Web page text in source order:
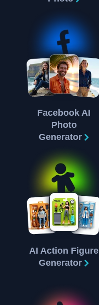
Facebook AI
Photo
Generator
AI Action Figure
Generator